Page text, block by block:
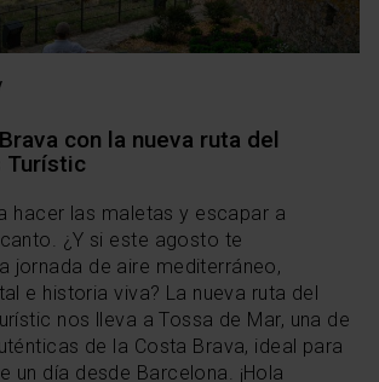
con la nueva ruta del
Turístic
hacer las maletas y escapar a
¿Y si este agosto te
jornada de aire mediterráneo,
e historia viva? La nueva ruta del
nos lleva a Tossa de Mar, una de
de la Costa Brava, ideal para
un día desde Barcelona. ¡Hola